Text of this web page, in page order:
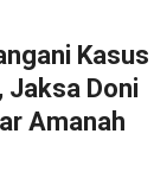
Kasus
Jaksa Doni
Amanah